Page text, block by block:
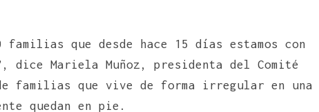
que desde hace 15 días estamos con
dice Mariela Muñoz, presidenta del Comité
familias que vive de forma irregular en una
quedan en pie.